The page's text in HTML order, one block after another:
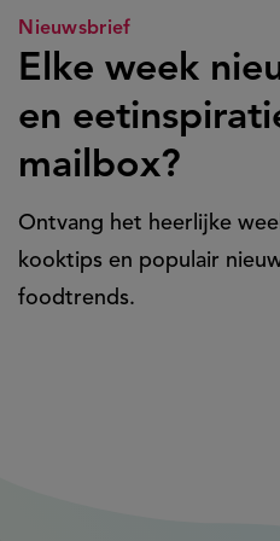
Nieuwsbrief
Elke week
en
mailbox?
Ontvang het heerlijke
kooktips en populair
foodtrends.